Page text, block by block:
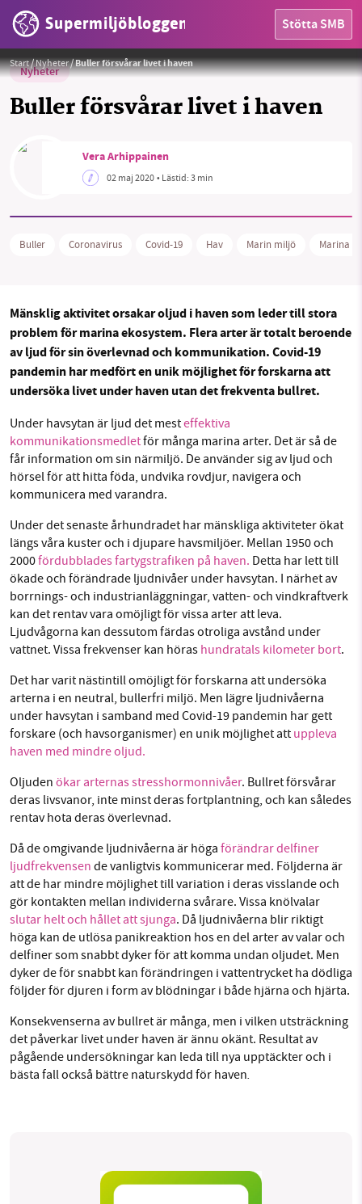
Supermiljöbloggen Stötta SMB
HEM
Sök Sparade inlägg Tipsa oss
BlueSky
Threads
Start/Nyheter/Buller försvårar livet i haven
Nyheter
Buller försvårar livet i haven
Foto:Pixabay
Vera Arhippainen
02 maj 2020• Lästid:3 min
Buller Coronavirus Covid-19 Hav Marin miljö Marina
Mänsklig aktivitet orsakar oljud i haven som leder till stora
problem för marina ekosystem. Flera arter är totalt beroende
av ljud för sin överlevnad och kommunikation. Covid-19
pandemin har medfört en unik möjlighet för forskarna att
undersöka livet under haven utan det frekventa bullret.
Under havsytan är ljud det mesteffektiva
kommunikationsmedletför många marina arter. Det är så de
får information om sin närmiljö. De använder sig av ljud och
hörsel för att hitta föda, undvika rovdjur, navigera och
kommunicera med varandra.
Under det senaste århundradet har mänskliga aktiviteter ökat
längs våra kuster och i djupare havsmiljöer. Mellan 1950 och
2000fördubblades fartygstrafiken på haven. Detta har lett till
ökade och förändrade ljudnivåer under havsytan. I närhet av
borrnings- och industrianläggningar, vatten- och vindkraftverk
kan det rentav vara omöjligt för vissa arter att leva.
Ljudvågorna kan dessutom färdas otroliga avstånd under
vattnet. Vissa frekvenser kan höras hundratals kilometer bort.
Det har varit nästintill omöjligt för forskarna att undersöka
arterna i en neutral, bullerfri miljö. Men lägre ljudnivåerna
under havsytan i samband med Covid-19 pandemin har gett
forskare (och havsorganismer) en unik möjlighet att uppleva
haven med mindre oljud.
Oljuden ökar arternas stresshormonnivåer. Bullret försvårar
deras livsvanor, inte minst deras fortplantning, och kan således
rentav hota deras överlevnad.
Då de omgivande ljudnivåerna är höga förändrar delfiner
ljudfrekvensen de vanligtvis kommunicerar med. Följderna är
att de har mindre möjlighet till variation i deras visslande och
gör kontakten mellan individerna svårare. Vissa knölvalar
slutar helt och hållet att sjunga. Då ljudnivåerna blir riktigt
höga kan de utlösa panikreaktion hos en del arter av valar och
delfiner som snabbt dyker för att komma undan oljudet. Men
dyker de för snabbt kan förändringen i vattentrycket ha dödliga
följder för djuren i form av blödningar i både hjärna och hjärta.
Konsekvenserna av bullret är många, men i vilken utsträckning
det påverkar livet under haven är ännu okänt. Resultat av
pågående undersökningar kan leda till nya upptäckter och i
bästa fall också bättre naturskydd för haven.
SMB kämpar för en hållbar framtid. Sedan
starten 2010 har vår ideella redaktion drivit
miljödebatten framåt genom
nyhetsbevakning och granskningar. Nu vill vi
vill hjälpa oss.
Stötta vårt arbete genom att swisha en slant till
1231368703
Läs vad vi vill göra